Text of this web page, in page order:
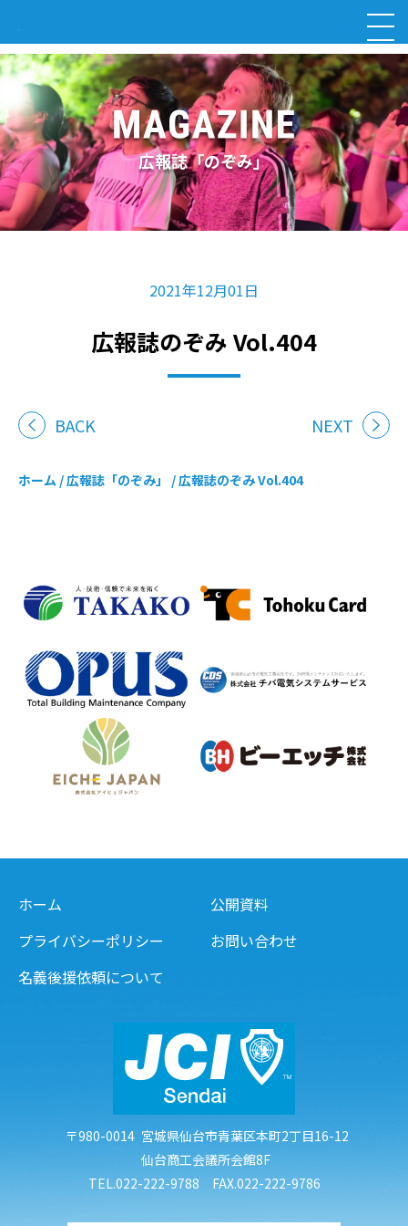
広報誌「のぞみ」
2021年12月01日
広報誌のぞみ Vol.404
BACK NEXT
ホーム /広報誌「のぞみ」 /広報誌のぞみ Vol.404
ホーム
プライバシーポリシー
名義後援依頼について
公開資料
お問い合わせ
〒980-0014 宮城県仙台市青葉区本町2丁目16-12
仙台商工会議所会館8F
TEL.022-222-9788 FAX.022-222-9786